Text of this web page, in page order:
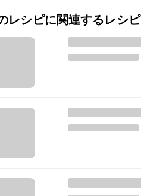
レシピに関連するレシピ